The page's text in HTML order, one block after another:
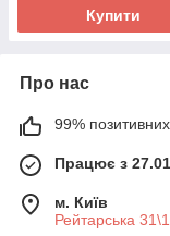
Купити
Про нас
99% позитивних
Працює з
м. Київ
Рейтарська